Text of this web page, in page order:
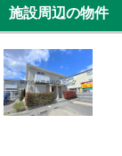
施設周辺の物件